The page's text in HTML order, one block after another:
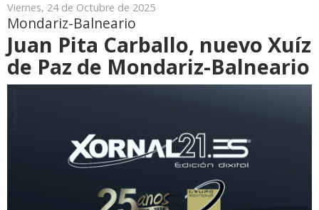
Viernes, 24 de Octubre de 2025
Mondariz-Balneario
Juan Pita Carballo, nuevo Xuíz
de Paz de Mondariz-Balneario